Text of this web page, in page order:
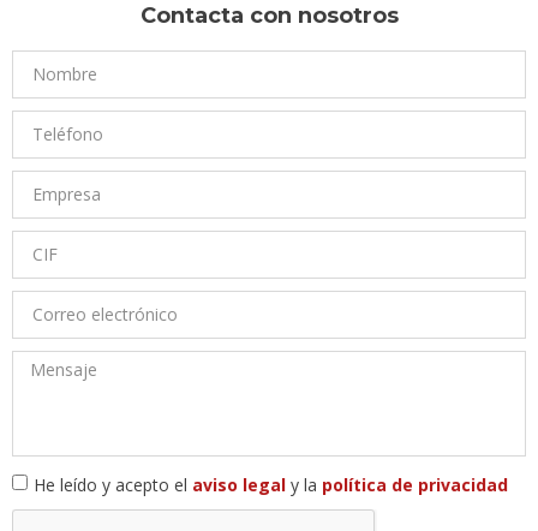
Contacta con nosotros
He leído y acepto el aviso legal y la política de privacidad